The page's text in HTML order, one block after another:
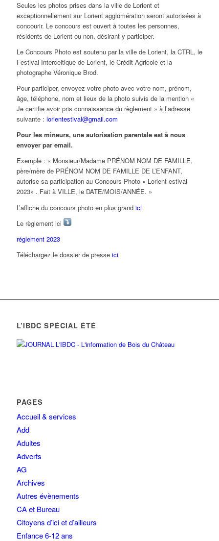
Seules les photos prises dans la ville de Lorient et
exceptionnellement sur Lorient agglomération seront autorisées à
concourir. Le concours est ouvert à toutes les personnes,
résidents de Lorient ou non, désirant y participer.
Le Concours Photo est soutenu par la ville de Lorient, la CTRL, le
Festival Interceltique de Lorient, le Crédit Agricole et la
photographe Véronique Brod.
Pour participer, envoyez votre photo avec votre nom, prénom,
âge, téléphone, nom et lieux de la photo suivis de la mention «
Je certifie avoir pris connaissance du règlement » à l’adresse
suivante : lorientestival@gmail.com
Pour les mineurs, une autorisation parentale est à nous
envoyer par email.
Exemple : « Monsieur/Madame PRÉNOM NOM DE FAMILLE,
père/mère de PRÉNOM NOM DE FAMILLE DE L’ENFANT,
autorise sa participation au Concours Photo « Lorient estival
2023» . Fait à VILLE, le DATE/MOIS/ANNÉE. »
L’affiche du concours photo en plus grand ici
Le règlement ici
réglement 2023
Téléchargez le dossier de presse ici
L’IBDC SPÉCIAL ÉTÉ
PAGES
Accueil & services
Add
Adultes
Adverts
AG
Archives
Autres évènements
CA et Bureau
Citoyens d’ici et d’ailleurs
Enfance 6-12 ans